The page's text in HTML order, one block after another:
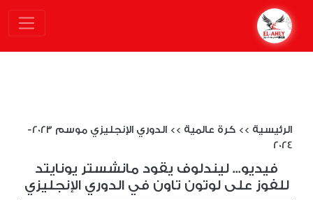
الرئيسية >> كرة عالمية >>
الدوري الإنجليزي موسم 2023-
2024
فيديو... ليندلوف يقود مانشستر يونايتد
للفوز على لوتون تاون في الدوري الإنجليزي